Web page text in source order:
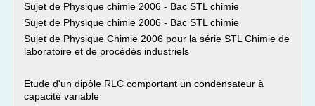
Sujet de Physique chimie 2006 - Bac STL chimie
Sujet de Physique chimie 2006 - Bac STL chimie
Sujet de Physique Chimie 2006 pour la série STL Chimie de
laboratoire et de procédés industriels
Etude d'un dipôle RLC comportant un condensateur à
capacité variable